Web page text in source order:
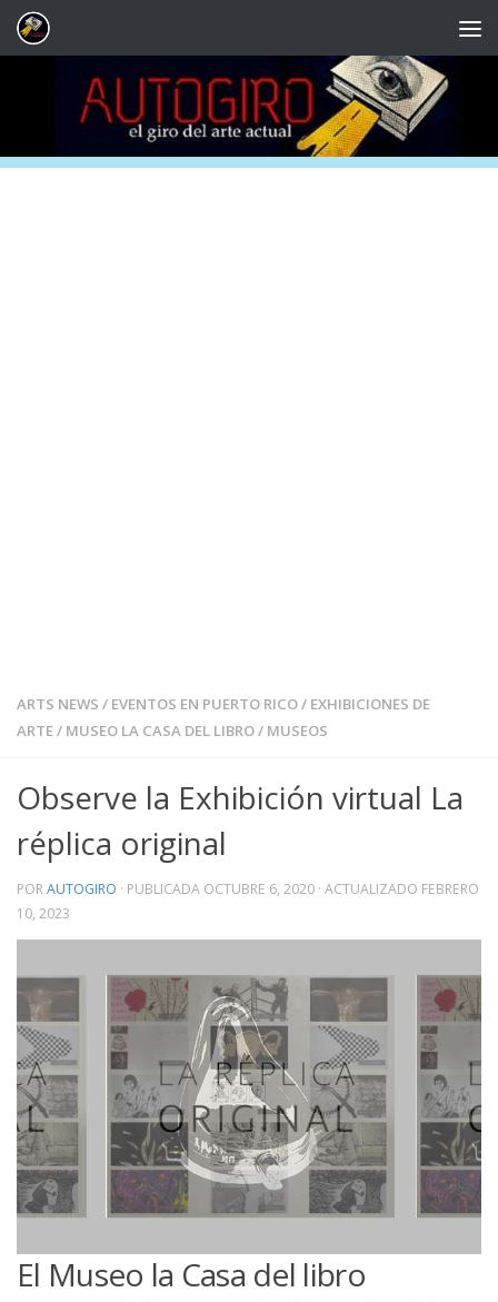
Saltar al contenido
ARTS NEWS / EVENTOS EN PUERTO RICO/ EXHIBICIONES DE
ARTE/ MUSEO LA CASA DEL LIBRO/ MUSEOS
Observe la Exhibición virtual La
réplica original
PORAUTOGIRO · PUBLICADA OCTUBRE 6, 2020 · ACTUALIZADO FEBRERO
10, 2023
El Museo la Casa del libro